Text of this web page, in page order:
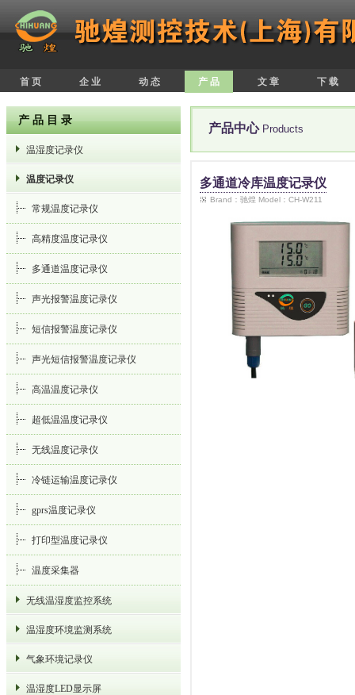
首 页 企 业 动 态 产 品 文 章 下 载
产 品 目 录
温湿度记录仪
温度记录仪
常规温度记录仪
高精度温度记录仪
多通道温度记录仪
声光报警温度记录仪
短信报警温度记录仪
声光短信报警温度记录仪
高温温度记录仪
超低温温度记录仪
无线温度记录仪
冷链运输温度记录仪
gprs温度记录仪
打印型温度记录仪
温度采集器
无线温湿度监控系统
温湿度环境监测系统
气象环境记录仪
温湿度LED显示屏
产品中心 Products
多通道冷库温度记录仪
Brand：驰煌 Model：CH-W211